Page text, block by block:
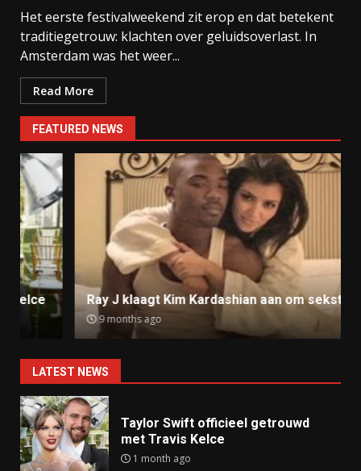
Het eerste festivalweekend zit erop en dat betekent
traditiegetrouw: klachten over geluidsoverlast. In
Amsterdam was het weer...
Read More
FEATURED NEWS
Ray J klaagt Kim Kardashian aan om sekstape
9 months ago
LATEST NEWS
Taylor Swift officieel getrouwd
met Travis Kelce
1 month ago